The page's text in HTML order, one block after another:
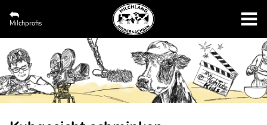
Milchprofis